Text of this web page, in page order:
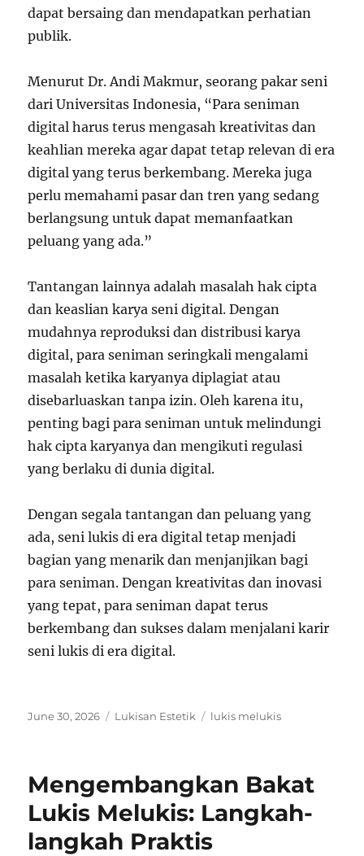
dapat bersaing dan mendapatkan perhatian
publik.
Menurut Dr. Andi Makmur, seorang pakar seni
dari Universitas Indonesia, “Para seniman
digital harus terus mengasah kreativitas dan
keahlian mereka agar dapat tetap relevan di era
digital yang terus berkembang. Mereka juga
perlu memahami pasar dan tren yang sedang
berlangsung untuk dapat memanfaatkan
peluang yang ada.”
Tantangan lainnya adalah masalah hak cipta
dan keaslian karya seni digital. Dengan
mudahnya reproduksi dan distribusi karya
digital, para seniman seringkali mengalami
masalah ketika karyanya diplagiat atau
disebarluaskan tanpa izin. Oleh karena itu,
penting bagi para seniman untuk melindungi
hak cipta karyanya dan mengikuti regulasi
yang berlaku di dunia digital.
Dengan segala tantangan dan peluang yang
ada, seni lukis di era digital tetap menjadi
bagian yang menarik dan menjanjikan bagi
para seniman. Dengan kreativitas dan inovasi
yang tepat, para seniman dapat terus
berkembang dan sukses dalam menjalani karir
seni lukis di era digital.
Posted
June 30, 2026 Categories
Lukisan Estetik Tags
lukis melukis
Mengembangkan Bakat
Lukis Melukis: Langkah-
langkah Praktis